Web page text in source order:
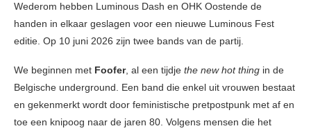
Wederom hebben Luminous Dash en OHK Oostende de
handen in elkaar geslagen voor een nieuwe Luminous Fest
editie. Op 10 juni 2026 zijn twee bands van de partij.
We beginnen met Foofer, al een tijdje the new hot thing in de
Belgische underground. Een band die enkel uit vrouwen bestaat
en gekenmerkt wordt door feministische pretpostpunk met af en
toe een knipoog naar de jaren 80. Volgens mensen die het